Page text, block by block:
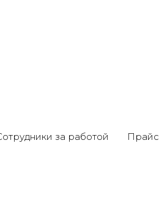
за работой Прайс